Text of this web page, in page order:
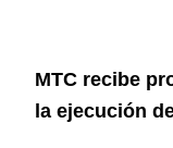
MTC recibe
la ejecución